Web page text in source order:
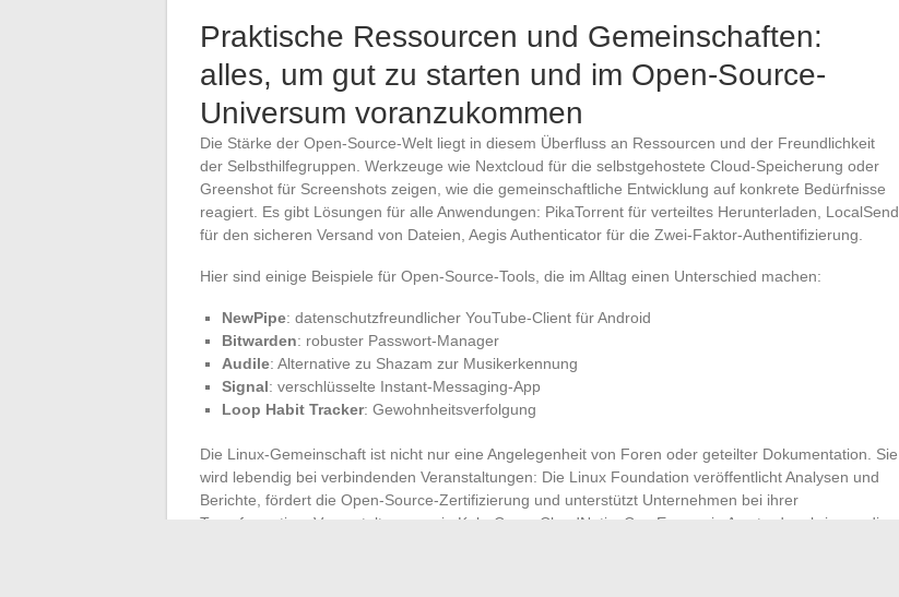
Praktische Ressourcen und Gemeinschaften:
alles, um gut zu starten und im Open-Source-
Universum voranzukommen
Die Stärke der Open-Source-Welt liegt in diesem Überfluss an Ressourcen und der Freundlichkeit
der Selbsthilfegruppen. Werkzeuge wie Nextcloud für die selbstgehostete Cloud-Speicherung oder
Greenshot für Screenshots zeigen, wie die gemeinschaftliche Entwicklung auf konkrete Bedürfnisse
reagiert. Es gibt Lösungen für alle Anwendungen: PikaTorrent für verteiltes Herunterladen, LocalSend
für den sicheren Versand von Dateien, Aegis Authenticator für die Zwei-Faktor-Authentifizierung.
Hier sind einige Beispiele für Open-Source-Tools, die im Alltag einen Unterschied machen:
NewPipe: datenschutzfreundlicher YouTube-Client für Android
Bitwarden: robuster Passwort-Manager
Audile: Alternative zu Shazam zur Musikerkennung
Signal: verschlüsselte Instant-Messaging-App
Loop Habit Tracker: Gewohnheitsverfolgung
Die Linux-Gemeinschaft ist nicht nur eine Angelegenheit von Foren oder geteilter Dokumentation. Sie
wird lebendig bei verbindenden Veranstaltungen: Die Linux Foundation veröffentlicht Analysen und
Berichte, fördert die Open-Source-Zertifizierung und unterstützt Unternehmen bei ihrer
Transformation. Veranstaltungen wie KubeCon + CloudNativeCon Europe in Amsterdam bringen die